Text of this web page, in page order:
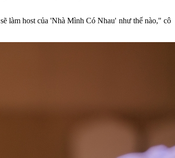
làm host của 'Nhà Mình Có Nhau' như thế nào," cô